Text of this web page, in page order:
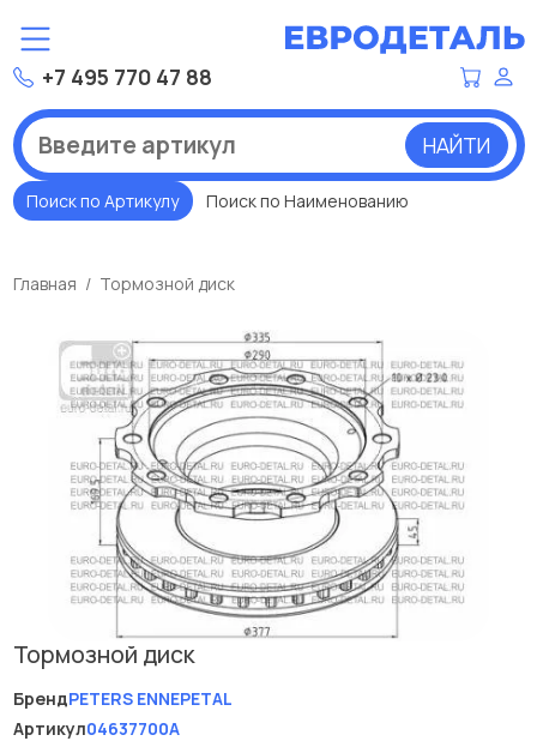
+7 495 770 47 88
НАЙТИ
Поиск по Артикулу Поиск по Наименованию
Главная Тормозной диск
Тормозной диск
БрендPETERS ENNEPETAL
Артикул04637700A